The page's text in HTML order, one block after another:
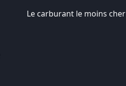
Le carburant le moins cher